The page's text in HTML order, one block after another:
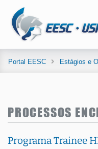
Portal EESC Estágios e
PROCESSOS
Programa Trainee